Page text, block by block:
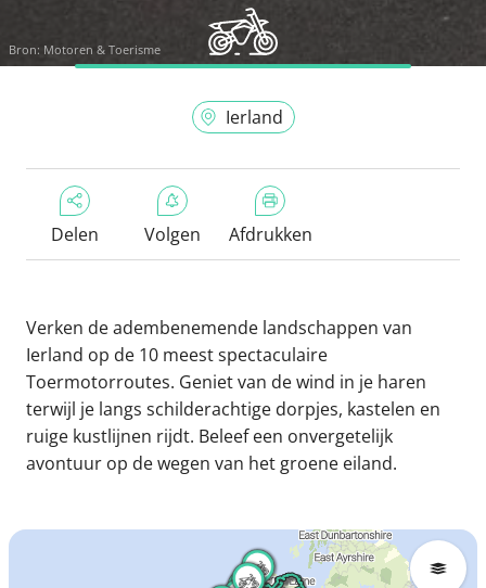
Bron: Motoren & Toerisme
Ierland
Delen Volgen Afdrukken
Verken de adembenemende landschappen van
Ierland op de 10 meest spectaculaire
Toermotorroutes. Geniet van de wind in je haren
terwijl je langs schilderachtige dorpjes, kastelen en
ruige kustlijnen rijdt. Beleef een onvergetelijk
avontuur op de wegen van het groene eiland.